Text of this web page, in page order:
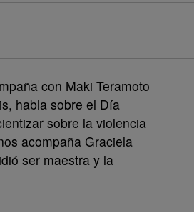
con Maki Teramoto
habla sobre el Día
sobre la violencia
acompaña Graciela
ser maestra y la